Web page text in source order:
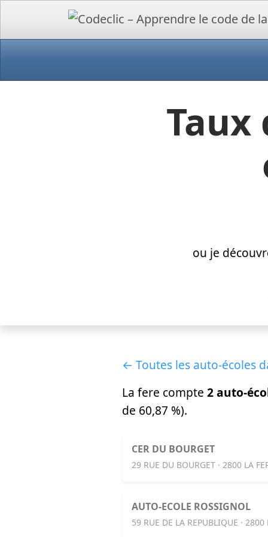
Taux
ou je
← Toutes les auto-écoles
La fere compte 2 auto-
de 60,87 %).
CER DU BOURGET
29 RUE DU BOURGET · 2800 LA
AUTO-ECOLE ROSSIGNOL
59 RUE DE LA REPUBLIQUE · 2800